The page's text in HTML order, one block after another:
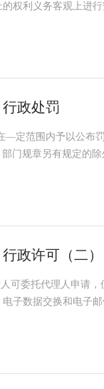
权利义务客观上进
政处罚
—定范围内予以公布
门规章另有规定的除
政许可（二）
可委托代理人申请，
子数据交换和电子